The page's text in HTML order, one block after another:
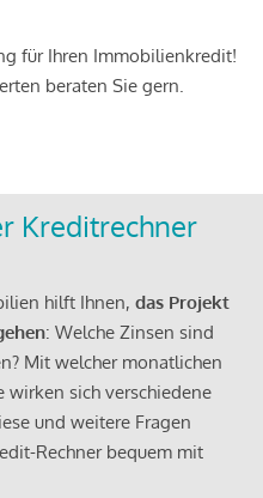
für Ihren Immobilienkredit!
beraten Sie gern.
Kreditrechner
hilft Ihnen, das Projekt
: Welche Zinsen sind
Mit welcher monatlichen
wirken sich verschiedene
und weitere Fragen
Rechner bequem mit